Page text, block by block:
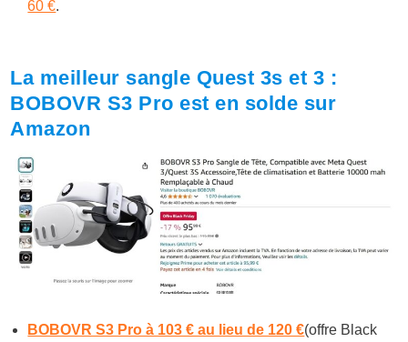
60 €.
La meilleur sangle Quest 3s et 3 :
BOBOVR S3 Pro est en solde sur
Amazon
BOBOVR S3 Pro à 103 € au lieu de 120 €(offre Black